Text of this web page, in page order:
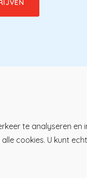
te analyseren en
cookies. U kunt